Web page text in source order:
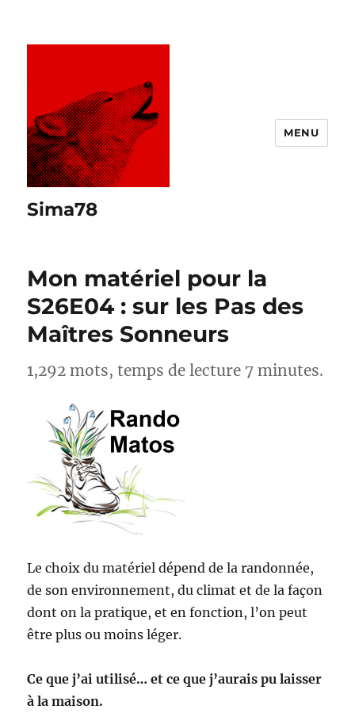
Sima78
MENU
Mon matériel pour la
S26E04 : sur les Pas des
Maîtres Sonneurs
1,292 mots, temps de lecture 7 minutes.
Le choix du matériel dépend de la randonnée,
de son environnement, du climat et de la façon
dont on la pratique, et en fonction, l’on peut
être plus ou moins léger.
Ce que j’ai utilisé… et ce que j’aurais pu laisser
à la maison.